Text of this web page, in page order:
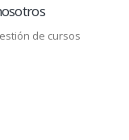
de cursos